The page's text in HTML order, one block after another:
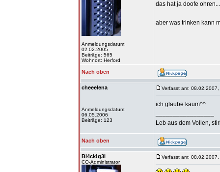
Anmeldungsdatum:
02.02.2005
Beiträge: 565
Wohnort: Herford
das hat ja doofe ohren...
aber was trinken kann
Nach oben
cheeelena
Anmeldungsdatum:
06.05.2006
Beiträge: 123
Verfasst am:
ich glaube kaum^^
Leb aus dem Vollen,
Nach oben
Bl4ck!g3l
CO-Administrator
Verfasst am: